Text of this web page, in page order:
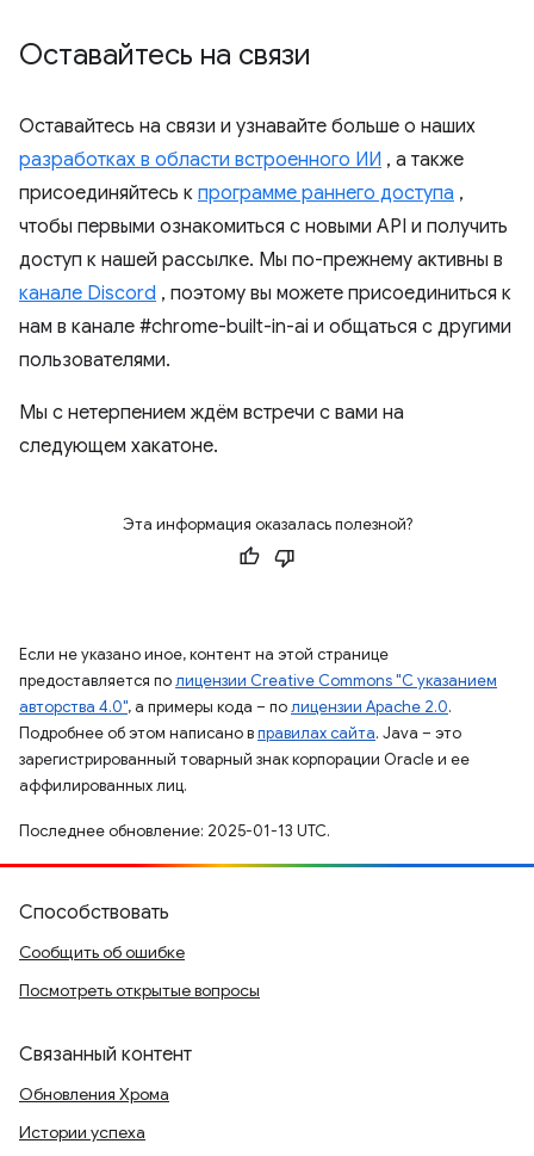
Оставайтесь на связи
Оставайтесь на связи и узнавайте больше о наших
разработках в области встроенного ИИ , а также
присоединяйтесь к программе раннего доступа ,
чтобы первыми ознакомиться с новыми API и получить
доступ к нашей рассылке. Мы по-прежнему активны в
канале Discord , поэтому вы можете присоединиться к
нам в канале #chrome-built-in-ai и общаться с другими
пользователями.
Мы с нетерпением ждём встречи с вами на
следующем хакатоне.
Эта информация оказалась полезной?
Если не указано иное, контент на этой странице
предоставляется полицензии Creative Commons "С указанием
авторства 4.0", а примеры кода – полицензии Apache 2.0.
Подробнее об этом написано вправилах сайта. Java – это
зарегистрированный товарный знак корпорации Oracle и ее
аффилированных лиц.
Последнее обновление: 2025-01-13 UTC.
Способствовать
Сообщить об ошибке
Посмотреть открытые вопросы
Связанный контент
Обновления Хрома
Истории успеха